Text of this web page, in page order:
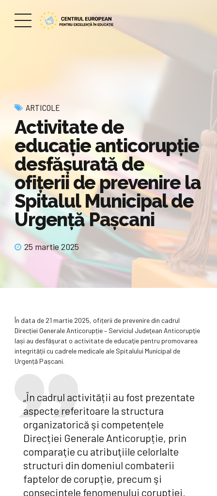
ARTICOLE
Activitate de
educaţie anticorupţie
desfășurată de
ofițerii de prevenire la
Spitalul Municipal de
Urgență Pașcani
25 martie 2025
În data de 21 martie 2025, ofițerii de prevenire din cadrul
Direcției Generale Anticorupție – Serviciul Judeţean Anticorupţie
Iași au desfăşurat o activitate de educaţie pentru promovarea
integrităţii cu cadrele medicale ale Spitalului Municipal de
Urgență Pașcani.
„În cadrul activității au fost prezentate
aspecte referitoare la structura
organizatorică şi competențele
Direcției Generale Anticorupție, prin
comparaţie cu atribuţiile celorlalte
structuri din domeniul combaterii
faptelor de corupție, precum şi
consecințele fenomenului corupţiei.